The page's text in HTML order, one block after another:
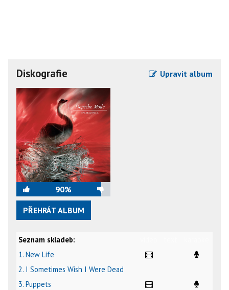
Diskografie Upravit album
90%
PŘEHRÁT ALBUM
Seznam skladeb:
1. New Life
2. I Sometimes Wish I Were Dead
3. Puppets